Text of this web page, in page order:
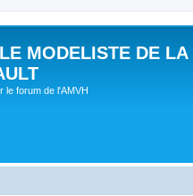
MODELISTE DE LA
le forum de l'AMVH